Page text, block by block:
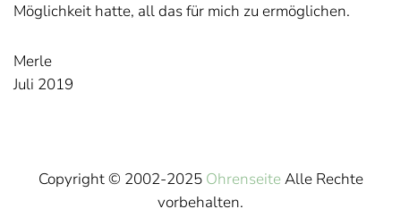
Möglichkeit hatte, all das für mich zu ermöglichen.
Merle
Juli 2019
Copyright © 2002-2025 Ohrenseite Alle Rechte
vorbehalten.